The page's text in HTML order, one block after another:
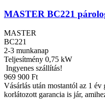
MASTER BC221
MASTER
BC221
2-3 munkanap
Teljesítmény 0,75 kW
Ingyenes szállítás!
969 900 Ft
Vásárlás után mostantól az 1
korlátozott garancia is jár,